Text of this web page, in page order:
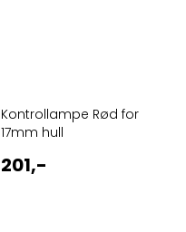
Kontrollampe Rød for
17mm hull
201,-